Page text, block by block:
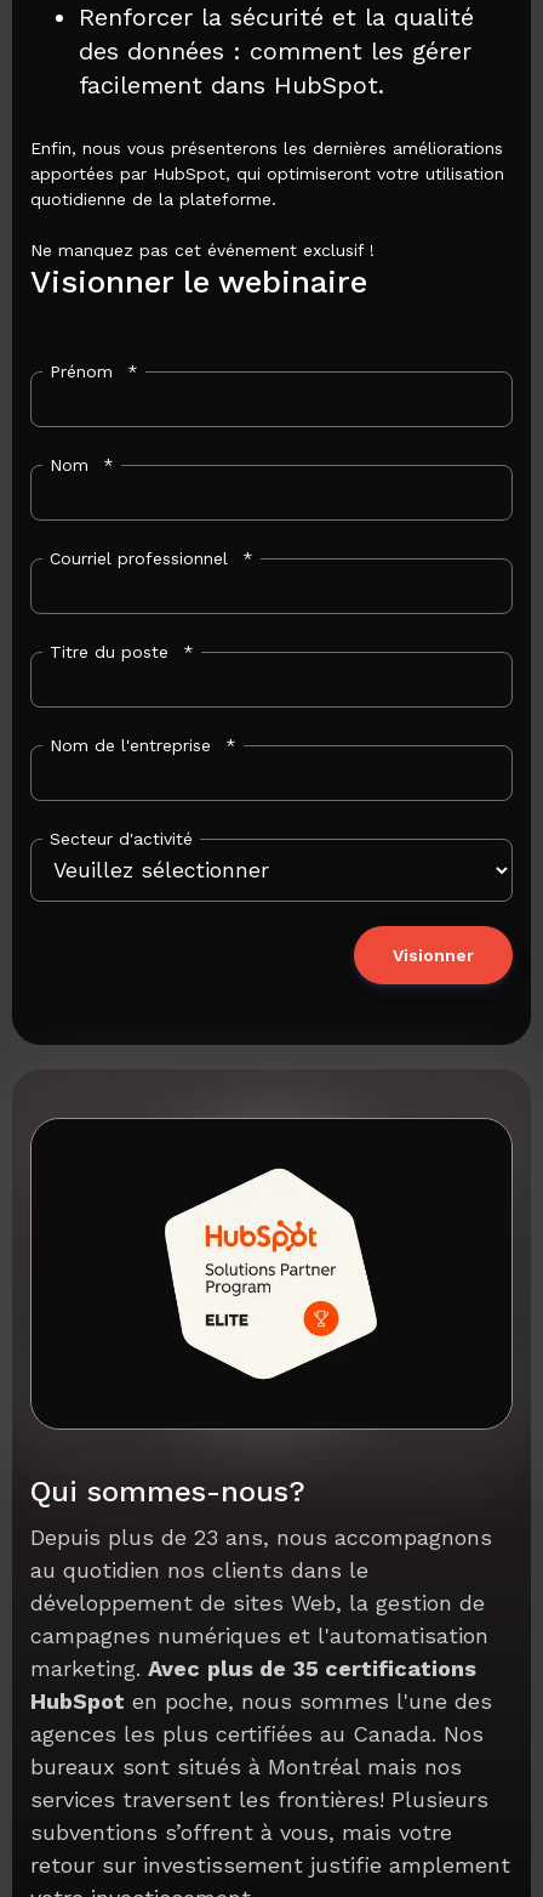
Renforcer la sécurité et la qualité
des données : comment les gérer
facilement dans HubSpot.
Enfin, nous vous présenterons les dernières améliorations
apportées par HubSpot, qui optimiseront votre utilisation
quotidienne de la plateforme.
Ne manquez pas cet événement exclusif !
Visionner le webinaire
Prénom *
Nom *
Courriel professionnel *
Titre du poste *
Nom de l'entreprise *
Secteur d'activité
Qui sommes-nous?
Depuis plus de 23 ans, nous accompagnons
au quotidien nos clients dans le
développement de sites Web, la gestion de
campagnes numériques et l'automatisation
marketing. Avec plus de 35 certifications
HubSpot en poche, nous sommes l'une des
agences les plus certifiées au Canada. Nos
bureaux sont situés à Montréal mais nos
services traversent les frontières! Plusieurs
subventions s’offrent à vous, mais votre
retour sur investissement justifie amplement